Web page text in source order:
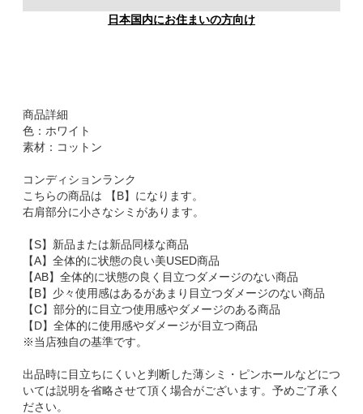
日本国内にお住まいの方向け
商品詳細
色：ホワイト
素材：コットン
コンディションランク
こちらの商品は 【B】になります。
右肩部分に小さなシミがあります。
【S】新品または新品同様な商品
【A】全体的に状態の良い美USED商品
【AB】全体的に状態の良く目立つダメージのない商品
【B】少々使用感はあるがあまり目立つダメージのない商品
【C】部分的に目立つ使用感やダメージのある商品
【D】全体的に使用感やダメージが目立つ商品
※当店独自の基準です。
出品時に目立ちにくいと判断した薄シミ・ピンホールなどにつ
いては説明を省略させて頂く場合がございます。予めご了承く
ださい。